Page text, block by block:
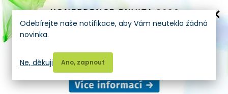
Odebírejte naše notifikace, aby Vám neutekla žádná
novinka.
Ano, zapnout
Ne, děkuji